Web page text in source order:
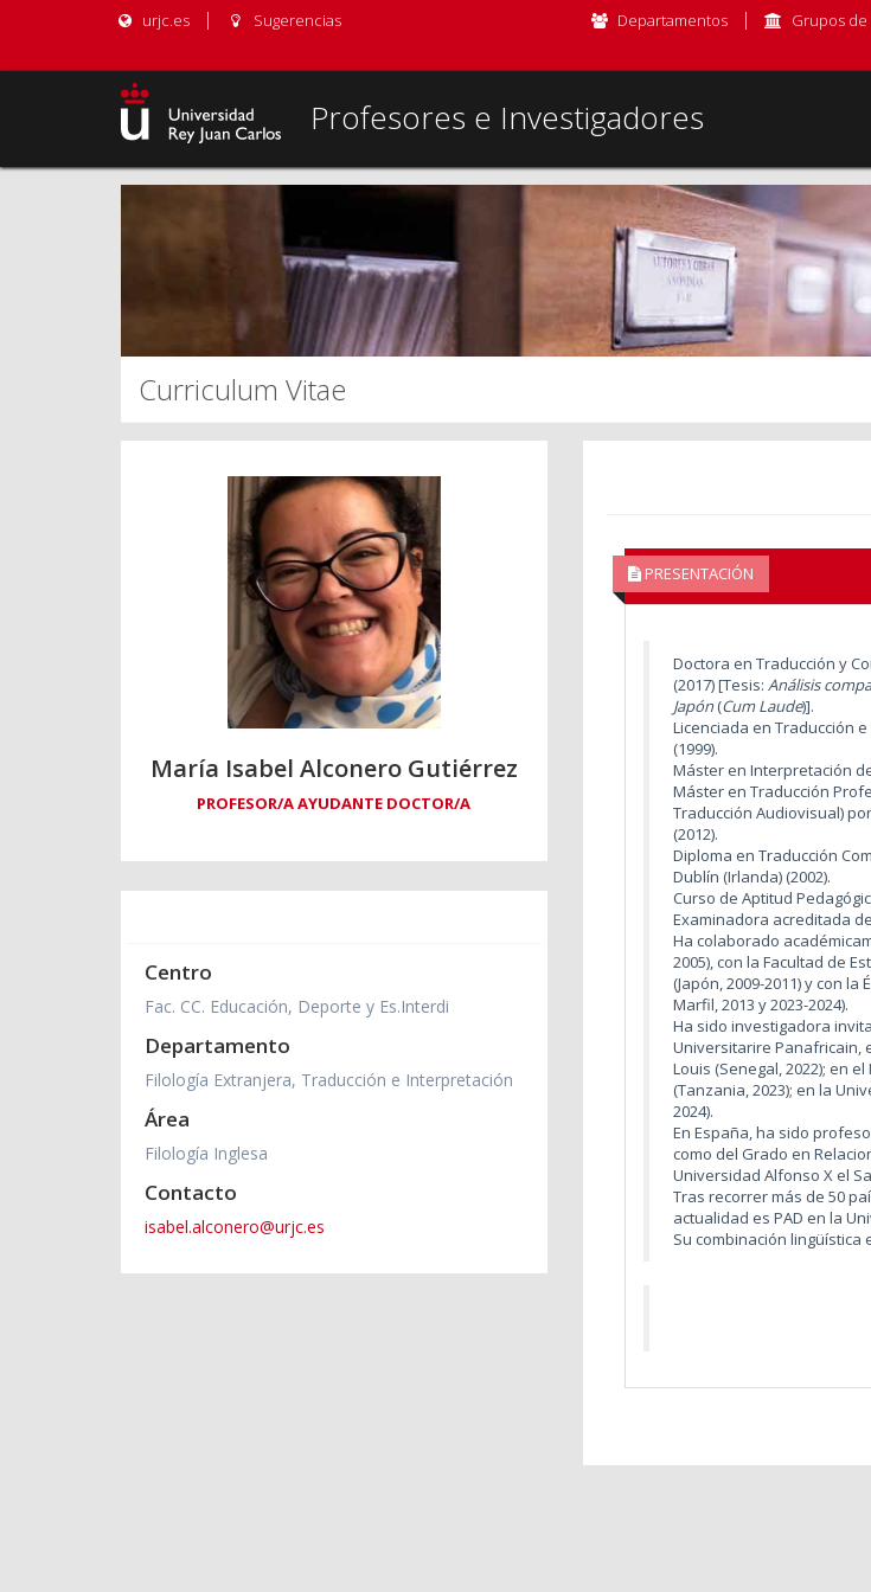
urjc.es Sugerencias Departamentos Grupos de
Profesores e Investigadores
Curriculum Vitae
María Isabel Alconero Gutiérrez
PROFESOR/A AYUDANTE DOCTOR/A
Centro
Fac. CC. Educación, Deporte y Es.Interdi
Departamento
Filología Extranjera, Traducción e Interpretación
Área
Filología Inglesa
Contacto
isabel.alconero@urjc.es
PRESENTACIÓN
Doctora en Traducción y
(2017)[Tesis: Análisis
Japón(Cum Laude)].
Licenciada en Traducción
(1999).
Máster en Interpretación
Máster en Traducción
Traducción Audiovisual)
(2012).
Diploma en Traducción
Dublín (Irlanda) (2002).
Curso de Aptitud
Examinadora acreditada
Ha colaborado
2005), con la Facultad de
(Japón, 2009-2011) y con
Marfil, 2013 y 2023-2024).
Ha sido investigadora
Universitarire Panafricain,
Louis (Senegal, 2022); en
(Tanzania, 2023); en la
2024).
En España, ha sido
como del Grado en
Universidad Alfonso X el
Tras recorrer más de 50
actualidad es PAD en la
Su combinación lingüística